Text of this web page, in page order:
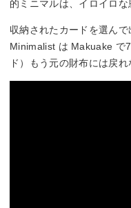
的ミニマルは、イロイロな
収納されたカードを選ん
Minimalist は Makuake で
ド）もう元の財布には戻れ